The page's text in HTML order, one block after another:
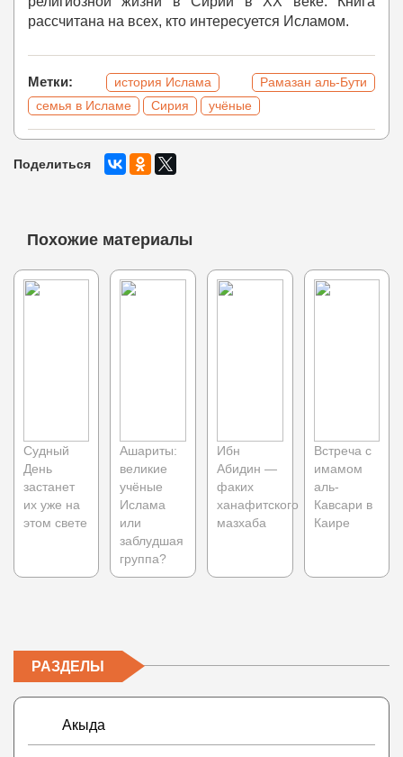
рассчитана на всех, кто интересуется Исламом.
Метки: история Ислама
Рамазан аль-Бути
семья в Исламе
Сирия учёные
Поделиться
Похожие материалы
Судный
День
застанет
их уже на
этом свете
Ашариты:
великие
учёные
Ислама
или
заблудшая
группа?
Ибн
Абидин —
факих
ханафитского
мазхаба
Встреча с
имамом
аль-
Кавсари в
Каире
РАЗДЕЛЫ
Акыда